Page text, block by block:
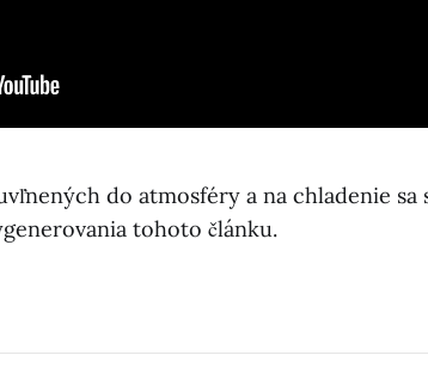
do atmosféry a na chladenie sa
tohoto článku.